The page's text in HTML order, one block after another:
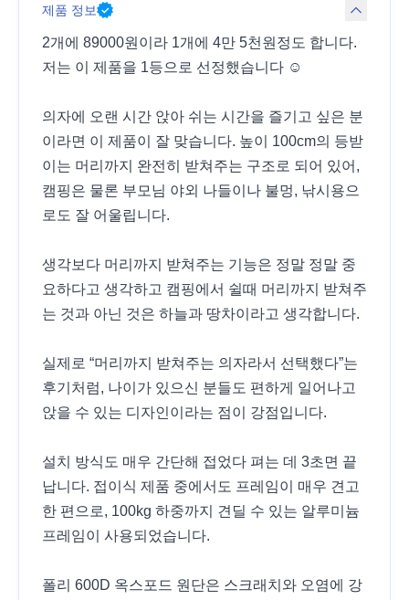
제품 정보
2개에 89000원이라 1개에 4만 5천원정도 합니다.
저는 이 제품을 1등으로 선정했습니다 ☺️
의자에 오랜 시간 앉아 쉬는 시간을 즐기고 싶은 분
이라면 이 제품이 잘 맞습니다. 높이 100cm의 등받
이는 머리까지 완전히 받쳐주는 구조로 되어 있어,
캠핑은 물론 부모님 야외 나들이나 불멍, 낚시용으
로도 잘 어울립니다.
생각보다 머리까지 받쳐주는 기능은 정말 정말 중
요하다고 생각하고 캠핑에서 쉴때 머리까지 받쳐주
는 것과 아닌 것은 하늘과 땅차이라고 생각합니다.
실제로 “머리까지 받쳐주는 의자라서 선택했다”는
후기처럼, 나이가 있으신 분들도 편하게 일어나고
앉을 수 있는 디자인이라는 점이 강점입니다.
설치 방식도 매우 간단해 접었다 펴는 데 3초면 끝
납니다. 접이식 제품 중에서도 프레임이 매우 견고
한 편으로, 100kg 하중까지 견딜 수 있는 알루미늄
프레임이 사용되었습니다.
폴리 600D 옥스포드 원단은 스크래치와 오염에 강